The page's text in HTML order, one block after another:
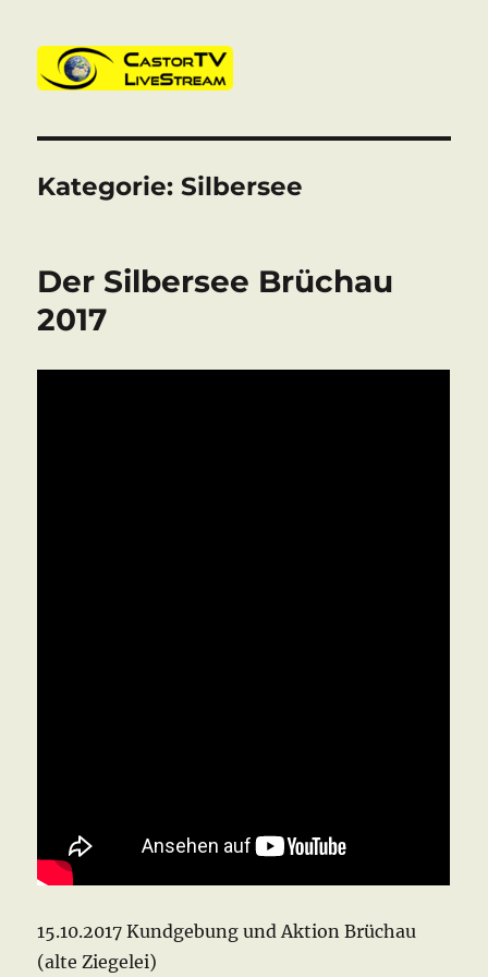
Kategorie:Silbersee
Der Silbersee Brüchau
2017
15.10.2017 Kundgebung und Aktion Brüchau
(alte Ziegelei)